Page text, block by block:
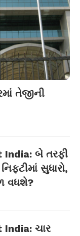
તેજીની
બે તરફી
સુધારો,
વધશે?
ચાર